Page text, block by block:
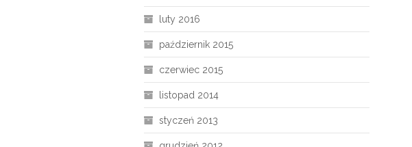
luty 2016
październik 2015
czerwiec 2015
listopad 2014
styczeń 2013